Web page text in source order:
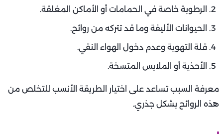
الرطوبة خاصة في الحمامات أو الأماكن المغلقة.
الحيوانات الأليفة وما قد تتركه من روائح.
قلة التهوية وعدم دخول الهواء النقي.
الأحذية أو الملابس المتسخة.
معرفة السبب تساعد على اختيار الطريقة الأنسب للتخلص من
هذه الروائح بشكل جذري.